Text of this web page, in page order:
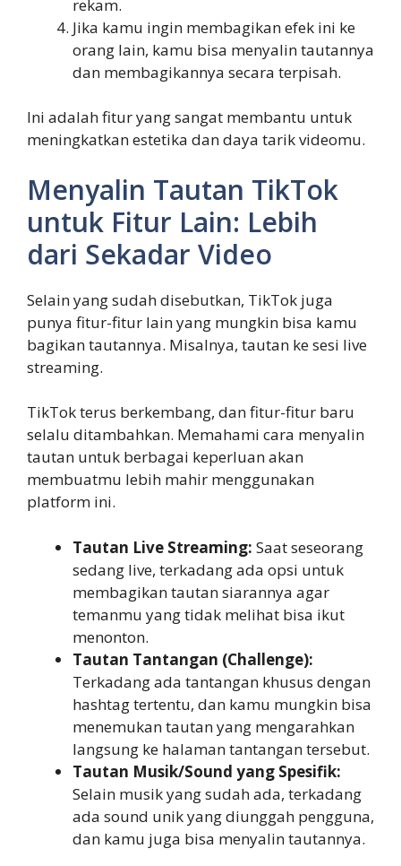
rekam.
Jika kamu ingin membagikan efek ini ke
orang lain, kamu bisa menyalin tautannya
dan membagikannya secara terpisah.
Ini adalah fitur yang sangat membantu untuk
meningkatkan estetika dan daya tarik videomu.
Menyalin Tautan TikTok
untuk Fitur Lain: Lebih
dari Sekadar Video
Selain yang sudah disebutkan, TikTok juga
punya fitur-fitur lain yang mungkin bisa kamu
bagikan tautannya. Misalnya, tautan ke sesi live
streaming.
TikTok terus berkembang, dan fitur-fitur baru
selalu ditambahkan. Memahami cara menyalin
tautan untuk berbagai keperluan akan
membuatmu lebih mahir menggunakan
platform ini.
Tautan Live Streaming: Saat seseorang
sedang live, terkadang ada opsi untuk
membagikan tautan siarannya agar
temanmu yang tidak melihat bisa ikut
menonton.
Tautan Tantangan (Challenge):
Terkadang ada tantangan khusus dengan
hashtag tertentu, dan kamu mungkin bisa
menemukan tautan yang mengarahkan
langsung ke halaman tantangan tersebut.
Tautan Musik/Sound yang Spesifik:
Selain musik yang sudah ada, terkadang
ada sound unik yang diunggah pengguna,
dan kamu juga bisa menyalin tautannya.